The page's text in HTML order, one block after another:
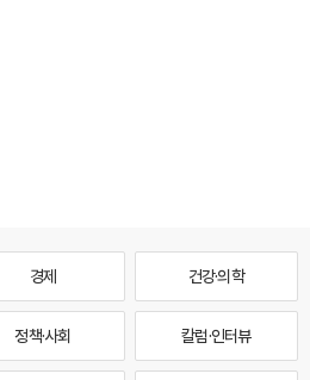
경제 건강·의학
정책·사회 칼럼·인터뷰